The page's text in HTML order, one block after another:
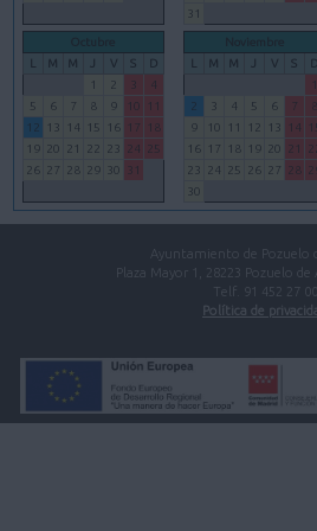
31
M M V S
D
1
2 3
4
5
6 7 8 9 10
11
12
13 14 15 16 17
18
19
20 21 22 23 24
25
26
27 28 29 30 31
M M V S
D
1
2
3 4 5 6 7
8
9
10 11 12 13 14
16
17 18 19 20 21
23
24 25 26 27 28
30
Ayuntamiento de Pozuelo
Plaza Mayor 1, 28223 Pozuelo de
Telf. 91 452 27 00
Política de